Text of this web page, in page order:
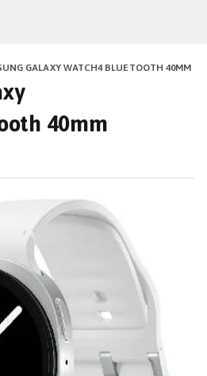
GALAXY WATCH4 BLUETOOTH 40MM
40mm